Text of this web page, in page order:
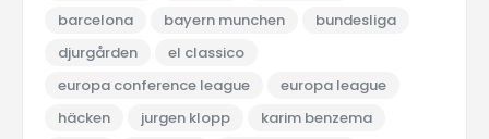
barcelona
bayern munchen
bundesliga
djurgården
el classico
europa conference league
europa league
häcken
jurgen klopp
karim benzema